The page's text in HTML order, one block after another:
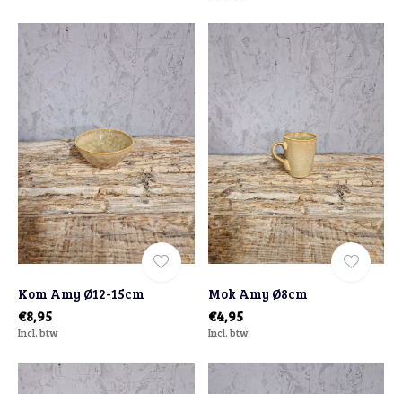
Kom Amy Ø12-15cm
€8,95
Incl. btw
Mok Amy Ø8cm
€4,95
Incl. btw